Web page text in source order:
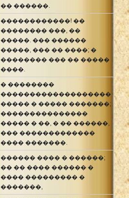
�� ������.
������������! ��
�������� ���, ��
�����. ��� ������
�����, ��� �� ����; �
�������� ��� �� �����
����.
� ��������
�������������������
����� � ����� �������;
���������������
����� � ��, � �� ������,
��� �������������
���� �������.
������ ���� � ������;
�� �� ���� ������ �
���� ��������� �
�������,